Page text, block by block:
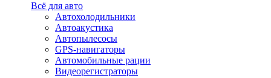
Всё для авто
Автохолодильники
Автоакустика
Автопылесосы
GPS-навигаторы
Автомобильные рации
Видеорегистраторы